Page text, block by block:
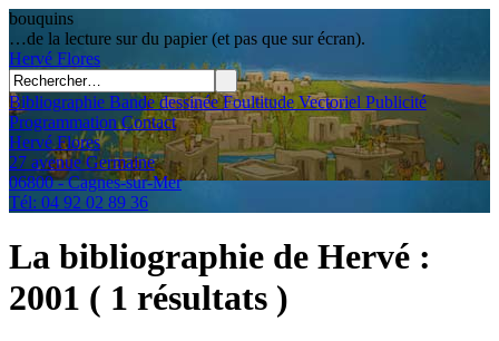
bouquins
…de la lecture sur du papier (et pas que sur écran).
Hervé Flores
Bibliographie Bande dessinéeFoultitude Vectoriel Publicité
ProgrammationContact
Hervé Flores
27 avenue Germaine
06800 - Cagnes-sur-Mer
Tél: 04 92 02 89 36
La bibliographie de Hervé :
2001 ( 1 résultats )